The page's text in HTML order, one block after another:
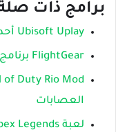
برامج ذات
Ubisoft Uplay أحدث إصدار لنظام التشغيل ويندوز
FlightGear برنامج محاكاة الطيران للكمبيوتر مجانا
العصابات
لعبة Apex Legends الجديدة 2026 للكمبيوتر